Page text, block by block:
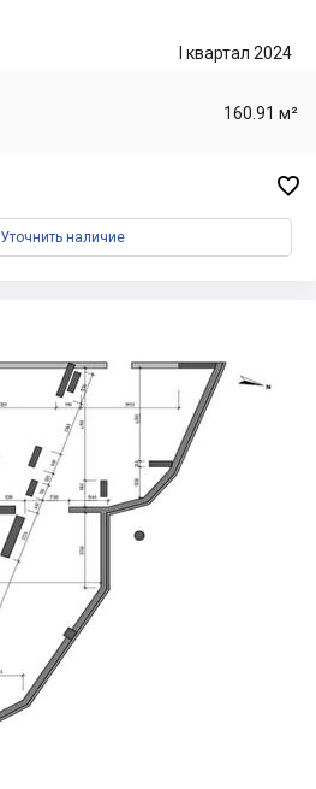
I квартал 2024
160.91 м²

Уточнить наличие